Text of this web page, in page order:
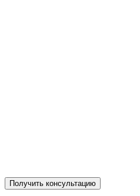
Получить консультацию